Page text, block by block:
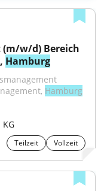
w/d) Bereich
Hamburg
Hamburg
Teilzeit Vollzeit